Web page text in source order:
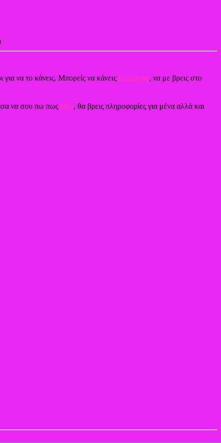
να το κάνεις. Μπορείς να κάνεις Εγγραφή, να με βρεις στο
να σου πω πως εδώ, θα βρεις πληροφορίες για μένα αλλά και